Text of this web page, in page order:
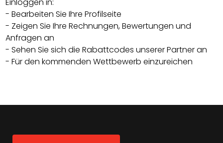
- Bearbeiten Sie Ihre Profilseite
- Zeigen Sie Ihre Rechnungen, Bewertungen und
Anfragen an
- Sehen Sie sich die Rabattcodes unserer Partner an
- Für den kommenden Wettbewerb einzureichen